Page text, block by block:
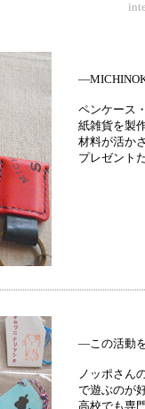
ペンケース
紙雑貨を製
材料が活か
プレゼント
―この活動
ノッポさん
で遊ぶのが
高校でも専